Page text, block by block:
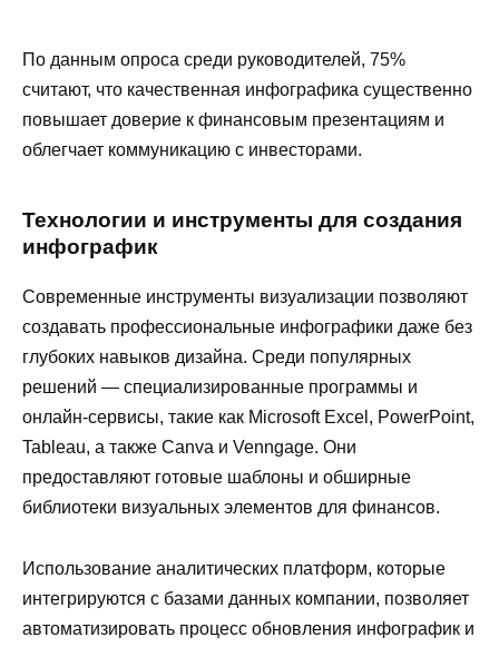
По данным опроса среди руководителей, 75%
считают, что качественная инфографика существенно
повышает доверие к финансовым презентациям и
облегчает коммуникацию с инвесторами.
Технологии и инструменты для создания
инфографик
Современные инструменты визуализации позволяют
создавать профессиональные инфографики даже без
глубоких навыков дизайна. Среди популярных
решений — специализированные программы и
онлайн-сервисы, такие как Microsoft Excel, PowerPoint,
Tableau, а также Canva и Venngage. Они
предоставляют готовые шаблоны и обширные
библиотеки визуальных элементов для финансов.
Использование аналитических платформ, которые
интегрируются с базами данных компании, позволяет
автоматизировать процесс обновления инфографик и